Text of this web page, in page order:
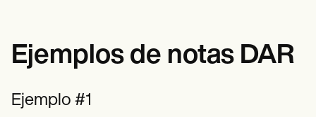
Ejemplos de notas DAR
Ejemplo #1